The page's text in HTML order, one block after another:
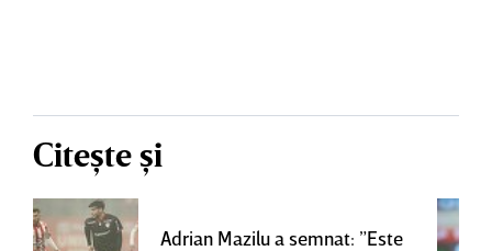
Citește și
Adrian Mazilu a semnat: ”Este